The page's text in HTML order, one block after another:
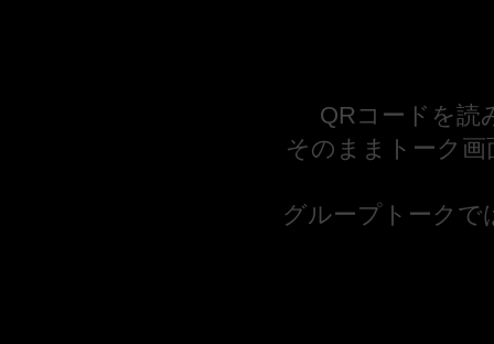
QRコードを読
そのままトーク
グループトークで